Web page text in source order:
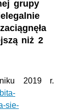
grupy
niż 2
2019 r.
sie-